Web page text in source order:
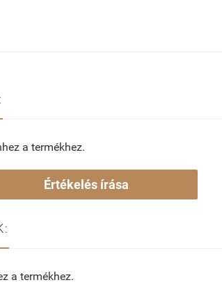
a termékhez.
Értékelés írása
a termékhez.